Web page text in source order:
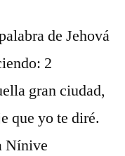
de Jehová
2
gran ciudad,
que yo te diré.
Nínive